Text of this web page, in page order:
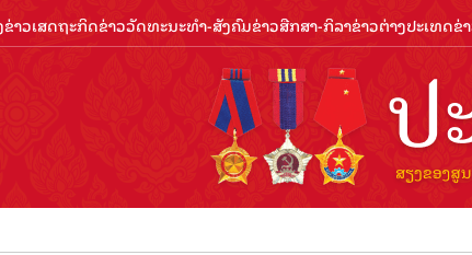
ຂ່າວເສດຖະກິດຂ່າວວັດທະນະທຳ-ສັງຄົມຂ່າວສືກສາ-ກິລາຂ່າວຕ່າງປະເທດຂ່